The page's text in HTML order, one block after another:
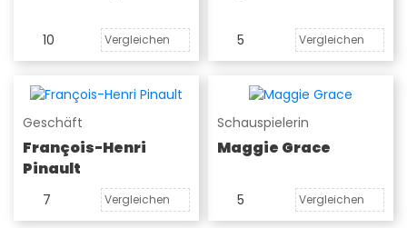
10 Vergleichen 5 Vergleichen
Geschäft
François-Henri
Pinault
7 Vergleichen
Schauspielerin
Maggie Grace
5 Vergleichen